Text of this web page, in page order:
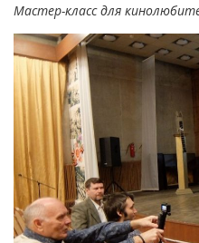
Мастер-класс для